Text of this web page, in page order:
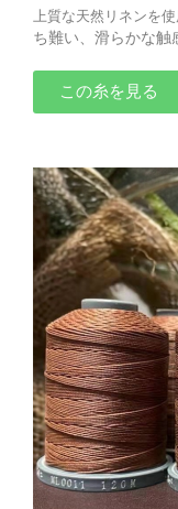
上質な天然リネンを
ち難い、滑らかな触
この糸を見る